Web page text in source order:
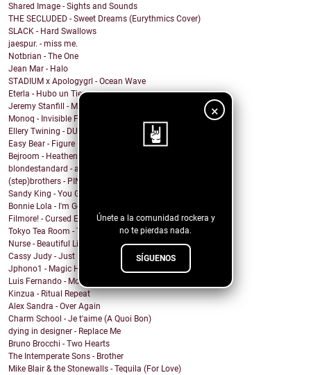
×
Únete a la comunidad rockera y
no te pierdas nada.
SÍGUENOS
Shared Image - Sights and Sounds
THE SECLUDED - Sweet Dreams (Eurythmics Cover)
SLACK - Hard Swallows
jaespur. - miss me.
Notbrian - The One
Jean Mar - Halo
STADIUM x Apologygrl - Ocean Wave
Eterla - Hubo un Tiempo
Jeremy Stanfill - Moving Day
Monoq - Invisible Finish Line
Ellery Twining - DUSTY SPRINGFIELD'S RECORD COLLEC...
Easy Bear - Figure It Out
Bejroom - Heathens
blondestandard - arms of another
(step)brothers - PINOT NOIR
Sandy King - You Got Me Mixed Up With That Bottle
Bonnie Lola - I'm Going Home
Filmore! - Cursed Energy
Tokyo Tea Room - Tell Me How
Nurse - Beautiful Lie
Cassy Judy - Just For Being Who We Are
Jphono1 - Magic Here
Luis Fernando - Modo Avion
Kinzua - Ritual Repeat
Alex Sandra - Over Again
Charm School - Je t'aime (A Quoi Bon)
dying in designer - Replace Me
Bruno Brocchi - Two Hearts
The Intemperate Sons - Brother
Mike Blair & the Stonewalls - Tequila (For Love)